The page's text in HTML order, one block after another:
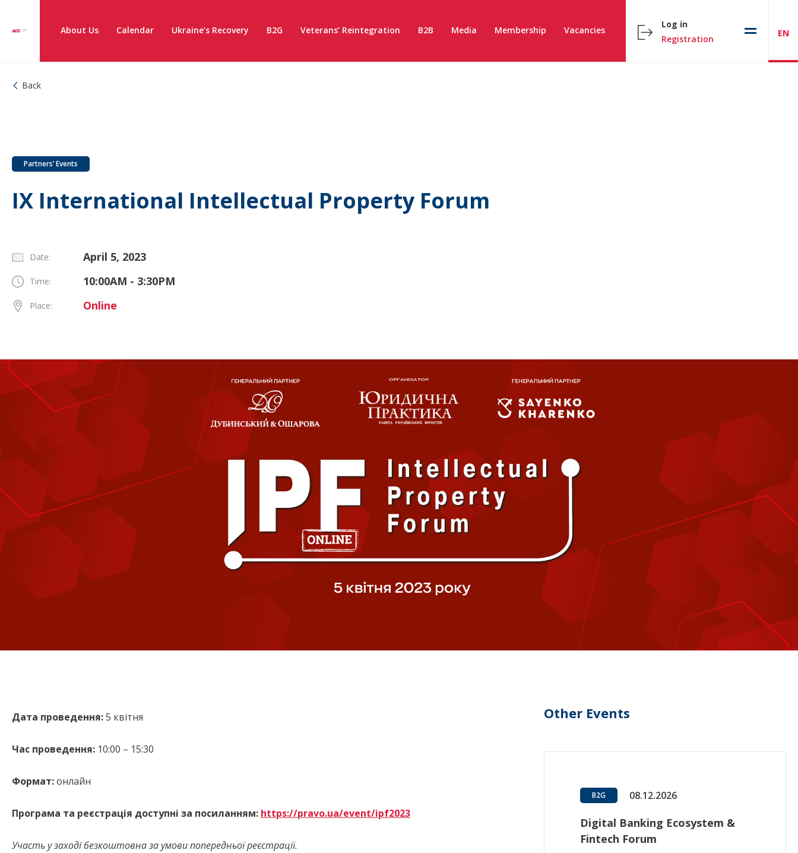
About Us Calendar Ukraine’s Recovery B2G Veterans’ Reintegration B2B Media Membership Vacancies
Log in
Registration
EN
Back
Partners’ Events
IX International Intellectual Property Forum
Date: April 5, 2023
Time: 10:00AM - 3:30PM
Place: Online
Дата проведення:5 квітня
Час проведення: 10:00 – 15:30
Формат:онлайн
Програма та реєстрація доступні за посиланням: https://pravo.ua/event/ipf2023
Участь у заході безкоштовна за умови попередньої реєстрації.
Other Events
B2G 08.12.2026
Digital Banking Ecosystem &
Fintech Forum